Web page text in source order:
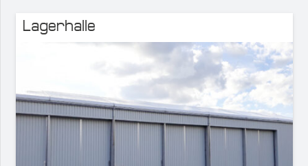
Lagerhalle
Mehr Details